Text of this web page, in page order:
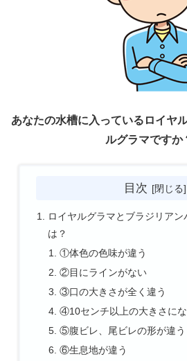
あなたの水槽に入っているロイヤ
ルグラマですか
目次
ロイヤルグラマとブラジリアン
は？
①体色の色味が違う
②目にラインがない
③口の大きさが全く違う
④10センチ以上の大きさに
⑤腹ビレ、尾ビレの形が違う
⑥生息地が違う